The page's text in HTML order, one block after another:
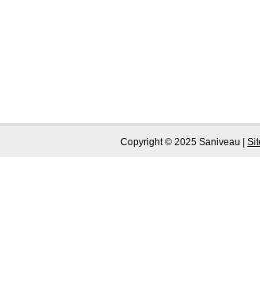
Copyright © 2025 Saniveau |